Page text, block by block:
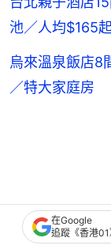
池／人均$165
烏來溫泉飯店8
／特大家庭房
在Google
追蹤《香港01